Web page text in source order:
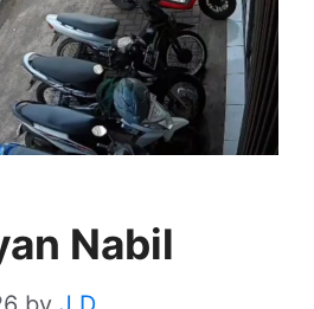
Nabil